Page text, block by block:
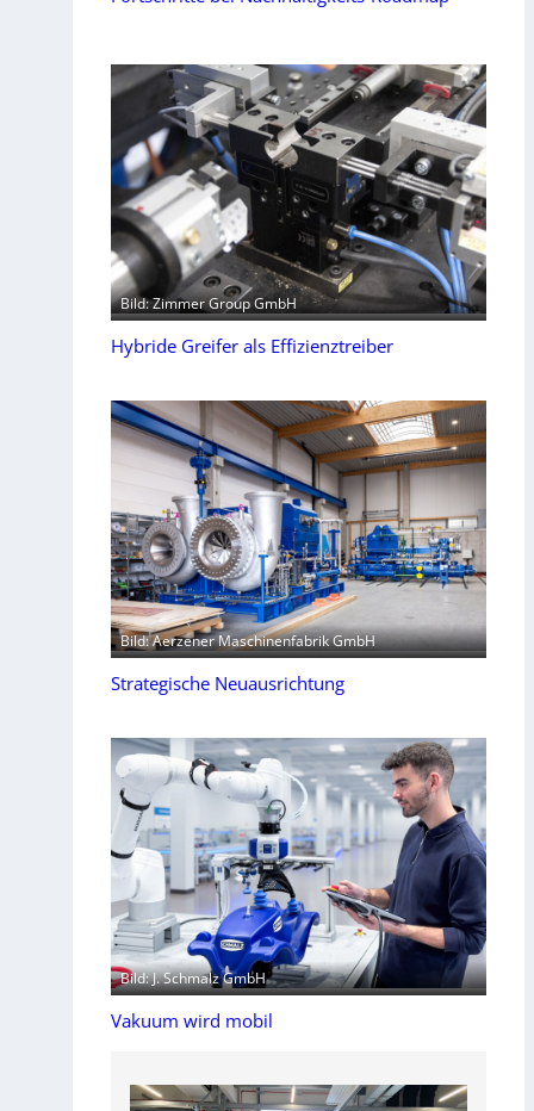
Bild: Zimmer Group GmbH
Hybride Greifer als Effizienztreiber
Bild: Aerzener Maschinenfabrik GmbH
Strategische Neuausrichtung
Bild: J. Schmalz GmbH
Vakuum wird mobil